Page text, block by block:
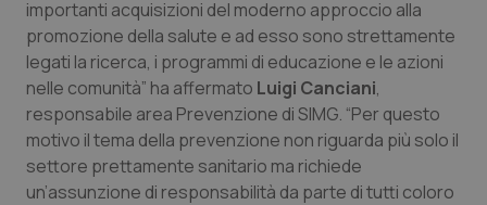
Rene & patologie urogenitali
Salute orale & impianti
Sangue & coagulazione
Tiroide
importanti acquisizioni del moderno approccio alla
promozione della salute e ad esso sono strettamente
legati la ricerca, i programmi di educazione e le azioni
nelle comunità” ha affermato Luigi Canciani,
responsabile area Prevenzione di SIMG. “Per questo
motivo il tema della prevenzione non riguarda più solo il
settore prettamente sanitario ma richiede
un’assunzione di responsabilità da parte di tutti coloro